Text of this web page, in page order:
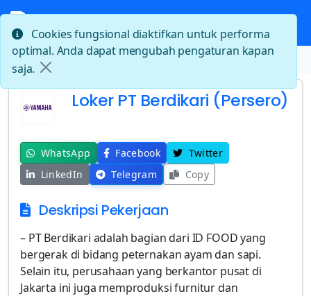
Beranda Loker PT Berdikari (Persero)
Loker PT Berdikari (Persero)
WhatsApp Facebook
Twitter
LinkedIn
Telegram Copy
Deskripsi Pekerjaan
– PT Berdikari adalah bagian dari ID FOOD yang
bergerak di bidang peternakan ayam dan sapi.
Selain itu, perusahaan yang berkantor pusat di
Jakarta ini juga memproduksi furnitur dan
Cookies fungsional diaktifkan untuk performa
optimal. Anda dapat mengubah pengaturan kapan
saja.